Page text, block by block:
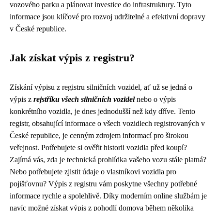
vozového parku a plánovat investice do infrastruktury. Tyto
informace jsou klíčové pro rozvoj udržitelné a efektivní dopravy
v České republice.
Jak získat výpis z registru?
Získání výpisu z registru silničních vozidel, ať už se jedná o
výpis z rejstříku všech silničních vozidelnebo o výpis
konkrétního vozidla, je dnes jednodušší než kdy dříve. Tento
registr, obsahující informace o všech vozidlech registrovaných v
České republice, je cenným zdrojem informací pro širokou
veřejnost. Potřebujete si ověřit historii vozidla před koupí?
Zajímá vás, zda je technická prohlídka vašeho vozu stále platná?
Nebo potřebujete zjistit údaje o vlastníkovi vozidla pro
pojišťovnu? Výpis z registru vám poskytne všechny potřebné
informace rychle a spolehlivě. Díky moderním online službám je
navíc možné získat výpis z pohodlí domova během několika